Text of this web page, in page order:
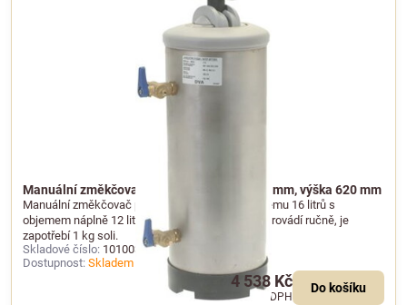
Manuální změkčovač vody 16 l, průměr 185 mm, výška 620 mm
Manuální změkčovač pitné vody o celkovém objemu 16 litrů s
objemem náplně 12 litrů. K regeneraci, která se provádí ručně, je
zapotřebí 1 kg soli.
Skladové číslo: 101003
Dostupnost: Skladem u dodavatele
4 538 Kč
3 750 Kč bez DPH
Do košíku